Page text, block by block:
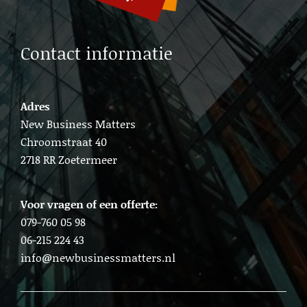
Contact informatie
Adres
New Business Matters
Chroomstraat 40
2718 RR Zoetermeer
Voor vragen of een offerte:
079-760 05 98
06-215 224 43
info@newbusinessmatters.nl